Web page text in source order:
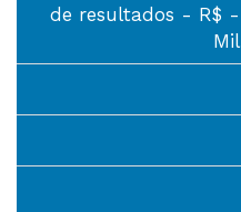
de resultados - R$ -
Mil